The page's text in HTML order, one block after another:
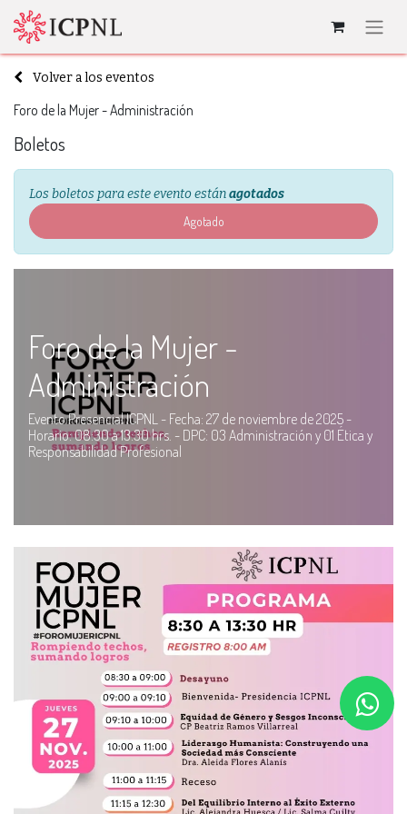
Volver a los eventos
Foro de la Mujer - Administración
Boletos
Los boletos para este evento estánagotados
Agotado
Foro de la Mujer -
Administración
Evento Presencial ICPNL - Fecha: 27 de noviembre de 2025 -
Horario: 08:30 a 13:30 hrs. - DPC: 03 Administración y 01 Ética y
Responsabilidad Profesional